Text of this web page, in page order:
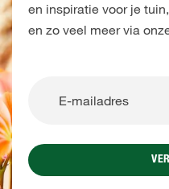
en inspiratie voor je
en zo veel meer via